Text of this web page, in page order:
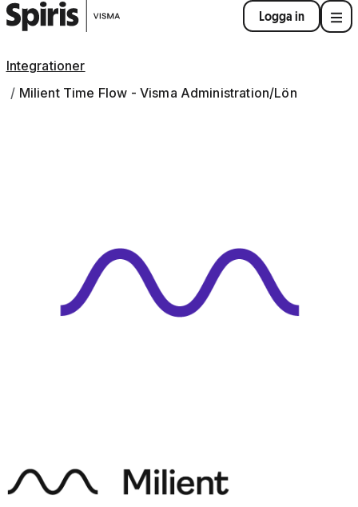
Logga in
Integrationer
Milient Time Flow - Visma Administration/Lön